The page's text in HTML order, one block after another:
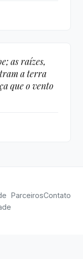
as raízes,
a terra
que o vento
ParceirosContato